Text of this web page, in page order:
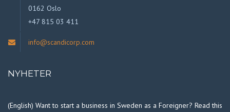
0162 Oslo
+47 815 03 411
info@scandicorp.com
NYHETER
(English) Want to start a business in Sweden as a Foreigner? Read this